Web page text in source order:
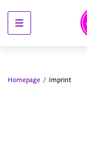
Menu
Homepage Imprint